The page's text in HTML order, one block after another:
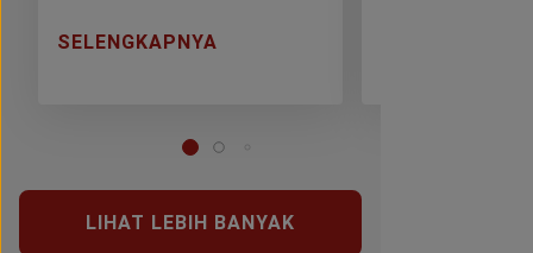
SELENGKAPNYA
LIHAT LEBIH BANYAK